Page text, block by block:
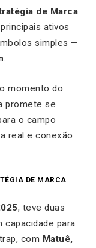
de Marca
ativos
simples —
.
momento do
promete se
o campo
real e conexão
DE MARCA
, teve duas
capacidade para
com Matuê,